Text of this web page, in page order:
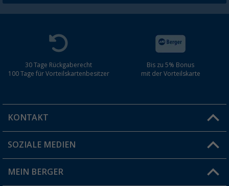
30 Tage Rückgaberecht
100 Tage für Vorteilskartenbesitzer
Bis zu 5% Bonus
mit der Vorteilskarte
KONTAKT
Du hast eine Frage?
Filiale finden
SOZIALE MEDIEN
MEIN BERGER